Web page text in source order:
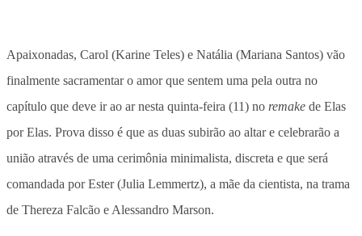
Apaixonadas, Carol (Karine Teles) e Natália (Mariana Santos) vão
finalmente sacramentar o amor que sentem uma pela outra no
capítulo que deve ir ao ar nesta quinta-feira (11) no remake de Elas
por Elas. Prova disso é que as duas subirão ao altar e celebrarão a
união através de uma cerimônia minimalista, discreta e que será
comandada por Ester (Julia Lemmertz), a mãe da cientista, na trama
de Thereza Falcão e Alessandro Marson.